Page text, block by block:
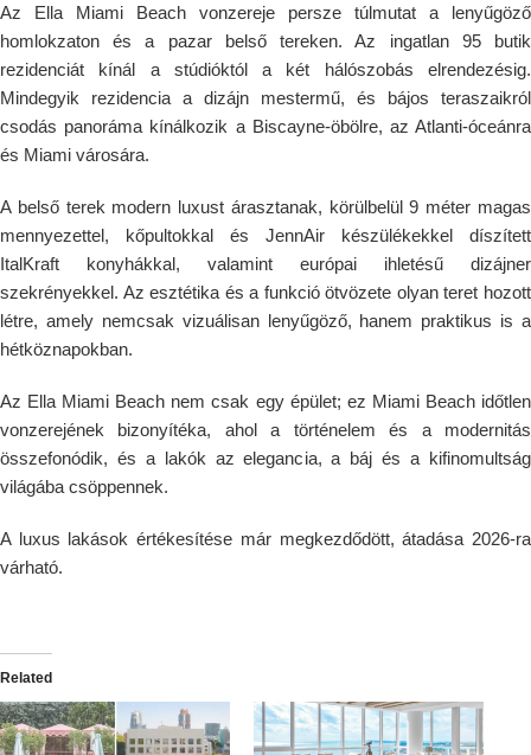
Az Ella Miami Beach vonzereje persze túlmutat a lenyűgöző
homlokzaton és a pazar belső tereken. Az ingatlan 95 butik
rezidenciát kínál a stúdióktól a két hálószobás elrendezésig.
Mindegyik rezidencia a dizájn mestermű, és bájos teraszaikról
csodás panoráma kínálkozik a Biscayne-öbölre, az Atlanti-óceánra
és Miami városára.
A belső terek modern luxust árasztanak, körülbelül 9 méter magas
mennyezettel, kőpultokkal és JennAir készülékekkel díszített
ItalKraft konyhákkal, valamint európai ihletésű dizájner
szekrényekkel. Az esztétika és a funkció ötvözete olyan teret hozott
létre, amely nemcsak vizuálisan lenyűgöző, hanem praktikus is a
hétköznapokban.
Az Ella Miami Beach nem csak egy épület; ez Miami Beach időtlen
vonzerejének bizonyítéka, ahol a történelem és a modernitás
összefonódik, és a lakók az elegancia, a báj és a kifinomultság
világába csöppennek.
A luxus lakások értékesítése már megkezdődött, átadása 2026-ra
várható.
Related